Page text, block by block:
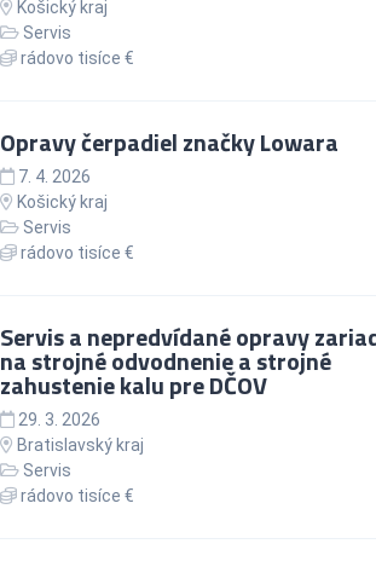
Košický kraj
Servis
rádovo tisíce €
Opravy čerpadiel značky Lowara
7. 4. 2026
Košický kraj
Servis
rádovo tisíce €
Servis a nepredvídané opravy
na strojné odvodnenie a strojné
zahustenie kalu pre DČOV
29. 3. 2026
Bratislavský kraj
Servis
rádovo tisíce €